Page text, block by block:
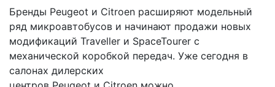
Бренды Peugeot и Citroen расширяют модельный
ряд микроавтобусов и начинают продажи новых
модификаций Traveller и SpaceTourer с
механической коробкой передач. Уже сегодня в
салонах дилерских